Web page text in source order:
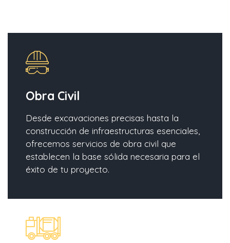
Obra Civil
Desde excavaciones precisas hasta la
construcción de infraestructuras esenciales,
ofrecemos servicios de obra civil que
establecen la base sólida necesaria para el
éxito de tu proyecto.